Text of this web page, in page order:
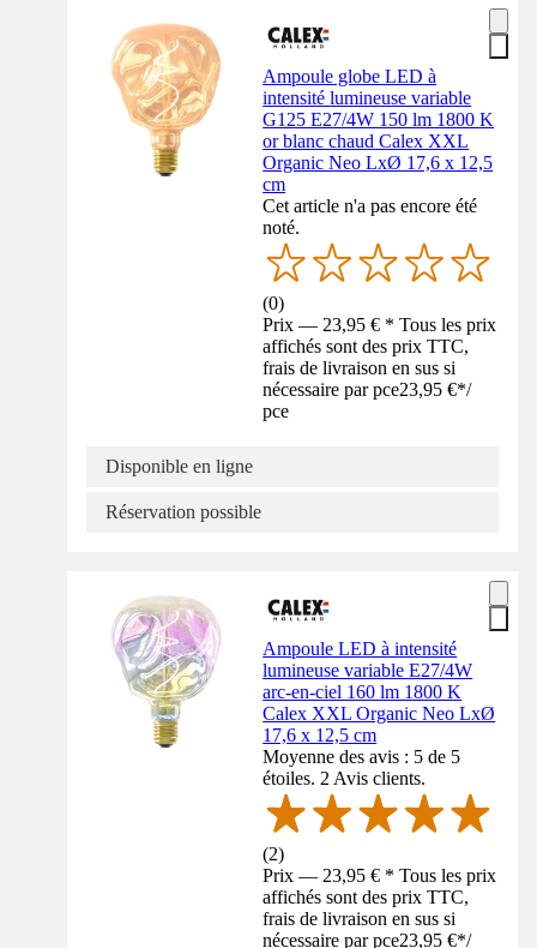
Ampoule globe LED à
intensité lumineuse variable
G125 E27/4W 150 lm 1800 K
or blanc chaud Calex XXL
Organic Neo LxØ 17,6 x 12,5
cm
Cet article n'a pas encore été
noté.
(0)
Prix — 23,95 € * Tous les prix
affichés sont des prix TTC,
frais de livraison en sus si
nécessaire par pce23,95 €*/
pce
Disponible en ligne
Réservation possible
Ampoule LED à intensité
lumineuse variable E27/4W
arc-en-ciel 160 lm 1800 K
Calex XXL Organic Neo LxØ
17,6 x 12,5 cm
Moyenne des avis : 5 de 5
étoiles. 2 Avis clients.
(2)
Prix — 23,95 € * Tous les prix
affichés sont des prix TTC,
frais de livraison en sus si
nécessaire par pce23,95 €*/